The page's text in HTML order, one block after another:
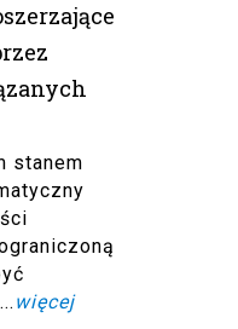
stanem
więcej